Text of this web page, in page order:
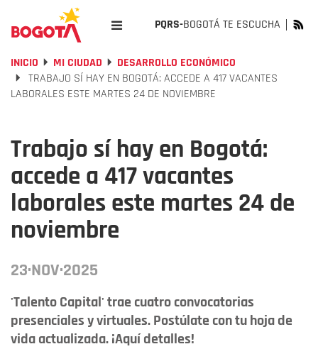
PQRS-BOGOTÁ TE ESCUCHA
INICIO MI CIUDAD
DESARROLLO ECONÓMICO
TRABAJO SÍ HAY EN BOGOTÁ: ACCEDE A 417 VACANTES
LABORALES ESTE MARTES 24 DE NOVIEMBRE
Trabajo sí hay en Bogotá:
accede a 417 vacantes
laborales este martes 24 de
noviembre
23·NOV·2025
'Talento Capital' trae cuatro convocatorias
presenciales y virtuales. Postúlate con tu hoja de
vida actualizada. ¡Aquí detalles!